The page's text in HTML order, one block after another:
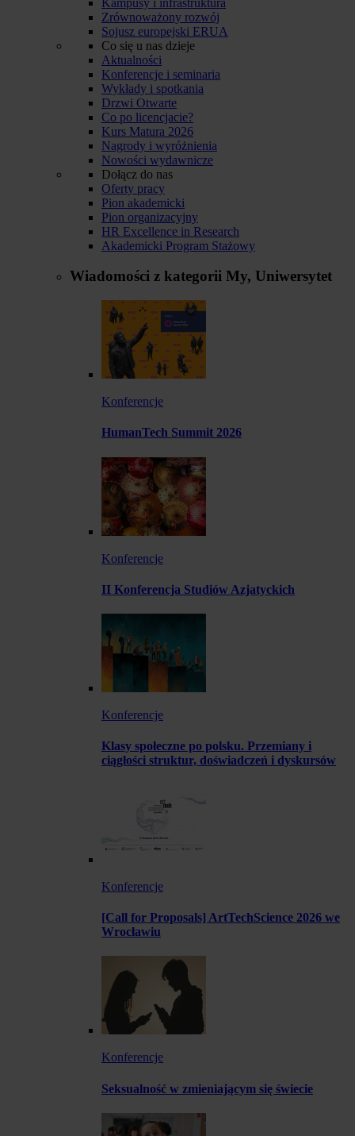
Zrównoważony rozwój
Sojusz europejski ERUA
Co się u nas dzieje
Aktualności
Konferencje i seminaria
Wykłady i spotkania
Drzwi Otwarte
Co po licencjacie?
Kurs Matura 2026
Nagrody i wyróżnienia
Nowości wydawnicze
Dołącz do nas
Oferty pracy
Pion akademicki
Pion organizacyjny
HR Excellence in Research
Akademicki Program Stażowy
Wiadomości z kategorii My, Uniwersytet
Konferencje
HumanTech Summit 2026
Konferencje
II Konferencja Studiów Azjatyckich
Konferencje
Klasy społeczne po polsku. Przemiany i
ciągłości struktur, doświadczeń i dyskursów
Konferencje
[Call for Proposals] ArtTechScience 2026 we
Wrocławiu
Konferencje
Seksualność w zmieniającym się świecie